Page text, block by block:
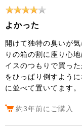
よかった
開けて独特の臭いが
りの箱の割に座り心
イスのつもりで買っ
をひっぱり倒すよう
に並べて置いてます。
約3年前にご購入